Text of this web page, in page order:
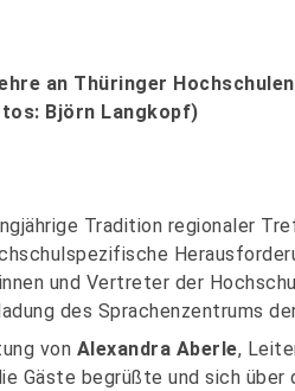
an Thüringer
Björn Langkopf)
Tradition regionaler
und Vertreter der
des Sprachenzentrums
von Alexandra Aberle,
Gäste begrüßte und sich